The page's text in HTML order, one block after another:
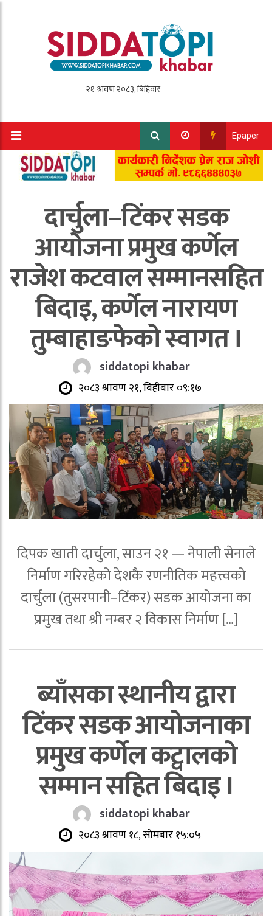
Epaper
दार्चुला–टिंकर सडक
आयोजना प्रमुख कर्णेल
राजेश कटवाल सम्मानसहित
बिदाइ, कर्णेल नारायण
तुम्बाहाङफेको स्वागत ।
siddatopi khabar
२०८३ श्रावण २१, बिहीबार ०९:१७
दिपक खाती दार्चुला, साउन २१ — नेपाली सेनाले
निर्माण गरिरहेको देशकै रणनीतिक महत्त्वको
दार्चुला (तुसरपानी–टिंकर) सडक आयोजना का
प्रमुख तथा श्री नम्बर २ विकास निर्माण […]
ब्याँसका स्थानीय द्वारा
टिंकर सडक आयोजनाका
प्रमुख कर्णेल कट्वालको
सम्मान सहित बिदाइ ।
siddatopi khabar
२०८३ श्रावण १८, सोमबार १५:०५